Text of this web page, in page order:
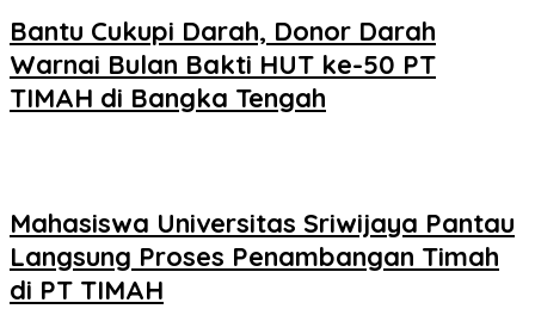
Bantu Cukupi Darah, Donor Darah
Warnai Bulan Bakti HUT ke-50 PT
TIMAH di Bangka Tengah
Mahasiswa Universitas Sriwijaya Pantau
Langsung Proses Penambangan Timah
di PT TIMAH